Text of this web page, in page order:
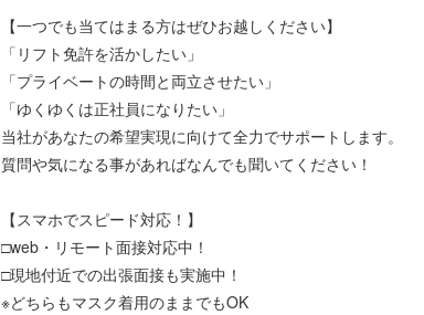
【一つでも当てはまる方はぜひお越しください】
「リフト免許を活かしたい」
「プライベートの時間と両立させたい」
「ゆくゆくは正社員になりたい」
当社があなたの希望実現に向けて全力でサポートします。
質問や気になる事があればなんでも聞いてください！
【スマホでスピード対応！】
□web・リモート面接対応中！
□現地付近での出張面接も実施中！
※どちらもマスク着用のままでもOK